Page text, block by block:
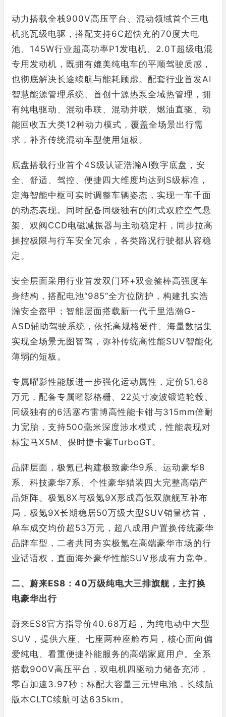
动力搭载全栈900V高压平台、混动领域首个三电
机兆瓦级电驱，搭配支持6C超快充的70度大电
池、145W行业超高功率P1发电机、2.0T超级电混
专用发动机，既拥有媲美纯电车的平顺驾驶质感，
也彻底解决长途续航与能耗顾虑。配套行业首发AI
智慧能源管理系统、首创十源热泵全域热管理，拥
有纯电驱动、混动串联、混动并联、燃油直驱、动
能回收五大类12种动力模式，覆盖全场景出行需
求，补齐传统混动车型使用短板。
底盘搭载行业首个4S级认证浩瀚AI数字底盘，安
全、舒适、驾控、便捷四大维度均达到S级标准，
定海智能中枢可实时调整车辆姿态，实现一车千面
的动态表现。同时配备同级独有的闭式双腔空气悬
架、双阀CCD电磁减振器与主动稳定杆，同步拉高
操控极限与行车安全冗余，各类路况行驶都从容稳
定。
安全层面采用行业首发双门环+双金箍棒高强度车
身结构，搭配电池“985”全方位防护，构建扎实浩
瀚安全盔甲；智能层面搭载新一代千里浩瀚G-
ASD辅助驾驶系统，依托高规格硬件、海量数据集
实现全场景无图智驾，弥补传统高性能SUV智能化
薄弱的短板。
专属曜影性能版进一步强化运动属性，定价51.68
万元，配备专属曜影格栅、22英寸凌波锻造轮毂、
同级独有的6活塞布雷博高性能卡钳与315mm倍耐
力宽胎，支持500毫米深度涉水模式，性能表现对
标宝马X5M、保时捷卡宴TurboGT。
品牌层面，极氪已构建极致豪华9系、运动豪华8
系、科技豪华7系、个性豪华猎装四大完整高端产
品矩阵。极氪8X与极氪9X形成高低双旗舰互补布
局，极氪9X长期稳居50万级大型SUV销量榜首，
单车成交均价超53万元，超八成用户置换传统豪华
品牌车型，二者共同夯实极氪在高端豪华市场的行
业话语权，直面海外豪华性能SUV形成有力竞争。
二、蔚来ES8：40万级纯电大三排旗舰，主打换
电豪华出行
蔚来ES8官方指导价40.68万起，为纯电动中大型
SUV，提供六座、七座两种座舱布局，核心面向偏
爱纯电、看重便捷补能服务的高端家庭用户。全系
搭载900V高压平台，双电机四驱动力储备充沛，
零百加速3.97秒；标配大容量三元锂电池，长续航
版本CLTC续航可达635km。